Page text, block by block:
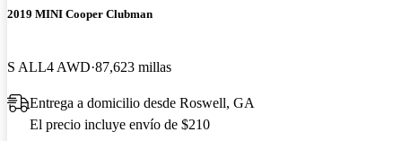
2019 MINI Cooper Clubman
S ALL4 AWD 87,623 millas
Entrega a domicilio desde Roswell, GA
El precio incluye envío de $210